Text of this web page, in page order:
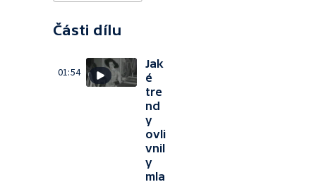
Části dílu
01:54
Jak
é
tre
nd
y
ovli
vnil
y
mla